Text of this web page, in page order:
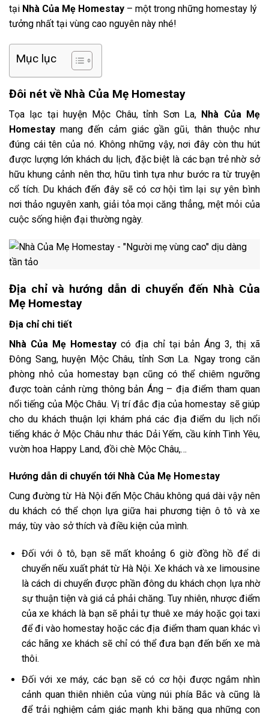
tại Nhà Của Mẹ Homestay – một trong những homestay lý
tưởng nhất tại vùng cao nguyên này nhé!
Mục lục
Đôi nét về Nhà Của Mẹ Homestay
Tọa lạc tại huyện Mộc Châu, tỉnh Sơn La, Nhà Của Mẹ
Homestay mang đến cảm giác gần gũi, thân thuộc như
đúng cái tên của nó. Không những vậy, nơi đây còn thu hút
được lượng lớn khách du lịch, đặc biệt là các bạn trẻ nhờ sở
hữu khung cảnh nên thơ, hữu tình tựa như bước ra từ truyện
cổ tích. Du khách đến đây sẽ có cơ hội tìm lại sự yên bình
nơi thảo nguyên xanh, giải tỏa mọi căng thẳng, mệt mỏi của
cuộc sống hiện đại thường ngày.
Địa chỉ và hướng dẫn di chuyển đến Nhà Của
Mẹ Homestay
Địa chỉ chi tiết
Nhà Của Mẹ Homestaycó địa chỉ tại bản Áng 3, thị xã
Đông Sang, huyện Mộc Châu, tỉnh Sơn La. Ngay trong căn
phòng nhỏ của homestay bạn cũng có thể chiêm ngưỡng
được toàn cảnh rừng thông bản Áng – địa điểm tham quan
nổi tiếng của Mộc Châu. Vị trí đắc địa của homestay sẽ giúp
cho du khách thuận lợi khám phá các địa điểm du lịch nổi
tiếng khác ở Mộc Châu như thác Dải Yếm, cầu kính Tình Yêu,
vườn hoa Happy Land, đồi chè Mộc Châu,…
Hướng dẫn di chuyển tới Nhà Của Mẹ Homestay
Cung đường từ Hà Nội đến Mộc Châu không quá dài vậy nên
du khách có thể chọn lựa giữa hai phương tiện ô tô và xe
máy, tùy vào sở thích và điều kiện của mình.
Đối với ô tô, bạn sẽ mất khoảng 6 giờ đồng hồ để di
chuyển nếu xuất phát từ Hà Nội. Xe khách và xe limousine
là cách di chuyển được phần đông du khách chọn lựa nhờ
sự thuận tiện và giá cả phải chăng. Tuy nhiên, nhược điểm
của xe khách là bạn sẽ phải tự thuê xe máy hoặc gọi taxi
để đi vào homestay hoặc các địa điểm tham quan khác vì
các hãng xe khách sẽ chỉ có thể đưa bạn đến bến xe mà
thôi.
Đối với xe máy, các bạn sẽ có cơ hội được ngắm nhìn
cảnh quan thiên nhiên của vùng núi phía Bắc và cũng là
để trải nghiệm cảm giác mạnh khi băng qua những con